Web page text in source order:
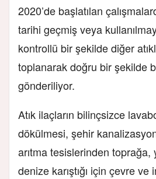
2020’de başlatılan
tarihi geçmiş veya
kontrollü bir şekilde diğer
toplanarak doğru bir şekilde
gönderiliyor.
Atık ilaçların bilinçsizce
dökülmesi, şehir
arıtma tesislerinden toprağa,
denize karıştığı için çevre ve